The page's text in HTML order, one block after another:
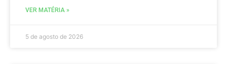
VER MATÉRIA »
5 de agosto de 2026